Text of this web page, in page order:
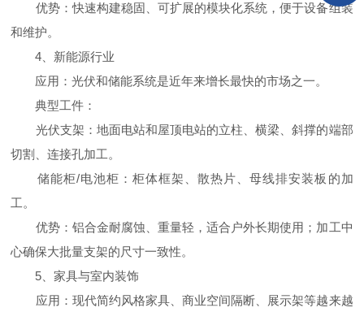
优势：快速构建稳固、可扩展的模块化系统，便于设备组装
和维护。
4、新能源行业
应用：光伏和储能系统是近年来增长最快的市场之一。
典型工件：
光伏支架：地面电站和屋顶电站的立柱、横梁、斜撑的端部
切割、连接孔加工。
储能柜/电池柜：柜体框架、散热片、母线排安装板的加
工。
优势：铝合金耐腐蚀、重量轻，适合户外长期使用；加工中
心确保大批量支架的尺寸一致性。
5、家具与室内装饰
应用：现代简约风格家具、商业空间隔断、展示架等越来越